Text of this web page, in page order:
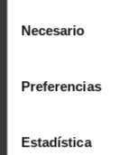
Necesario
Preferencias
Estadística